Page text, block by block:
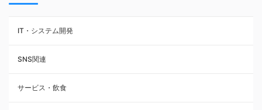
IT・システム開発
SNS関連
サービス・飲食